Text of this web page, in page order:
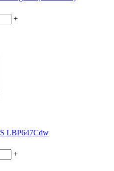
+
LBP647Cdw
+